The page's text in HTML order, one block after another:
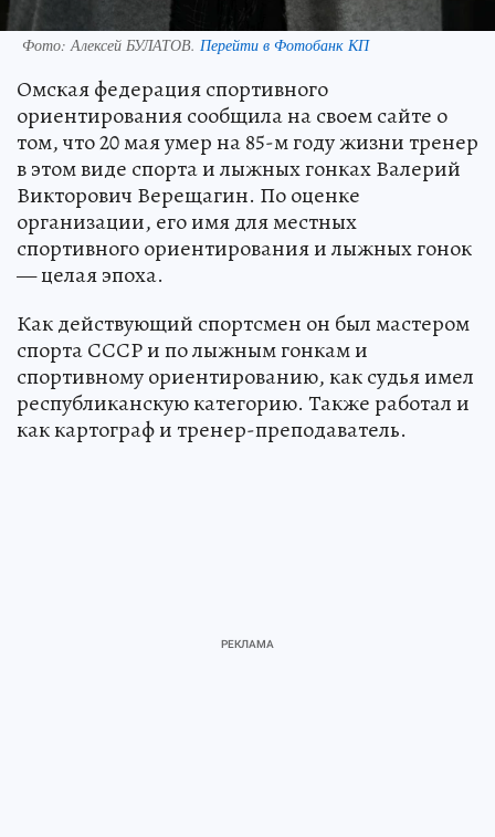
Фото:Алексей БУЛАТОВ. Перейти в Фотобанк КП
Омская федерация спортивного
ориентирования сообщила на своем сайте о
том, что 20 мая умер на 85-м году жизни тренер
в этом виде спорта и лыжных гонках Валерий
Викторович Верещагин. По оценке
организации, его имя для местных
спортивного ориентирования и лыжных гонок
— целая эпоха.
Как действующий спортсмен он был мастером
спорта СССР и по лыжным гонкам и
спортивному ориентированию, как судья имел
республиканскую категорию. Также работал и
как картограф и тренер-преподаватель.